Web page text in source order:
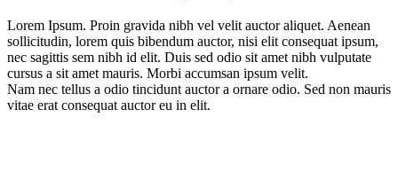
Lorem Ipsum. Proin gravida nibh vel velit auctor aliquet. Aenean
sollicitudin, lorem quis bibendum auctor, nisi elit consequat ipsum,
nec sagittis sem nibh id elit. Duis sed odio sit amet nibh vulputate
cursus a sit amet mauris. Morbi accumsan ipsum velit.
Nam nec tellus a odio tincidunt auctor a ornare odio. Sed non mauris
vitae erat consequat auctor eu in elit.